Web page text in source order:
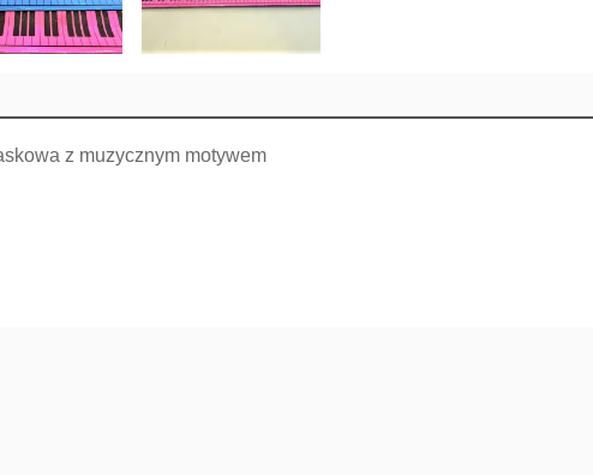
z muzycznym motywem